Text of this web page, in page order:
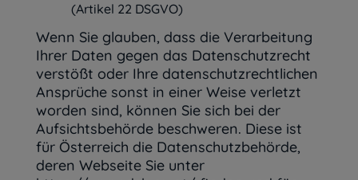
(Artikel 22 DSGVO)
Wenn Sie glauben, dass die Verarbeitung
Ihrer Daten gegen das Datenschutzrecht
verstößt oder Ihre datenschutzrechtlichen
Ansprüche sonst in einer Weise verletzt
worden sind, können Sie sich bei der
Aufsichtsbehörde beschweren. Diese ist
für Österreich die Datenschutzbehörde,
deren Webseite Sie unter